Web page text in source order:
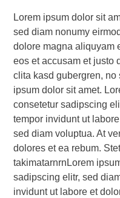
Lorem ipsum dolor sit
sed diam nonumy
dolore magna aliquyam
eos et accusam et justo
clita kasd gubergren, no
ipsum dolor sit amet.
consetetur sadipscing
tempor invidunt ut
sed diam voluptua. At
dolores et ea rebum.
takimatarnrnLorem
sadipscing elitr, sed
invidunt ut labore et